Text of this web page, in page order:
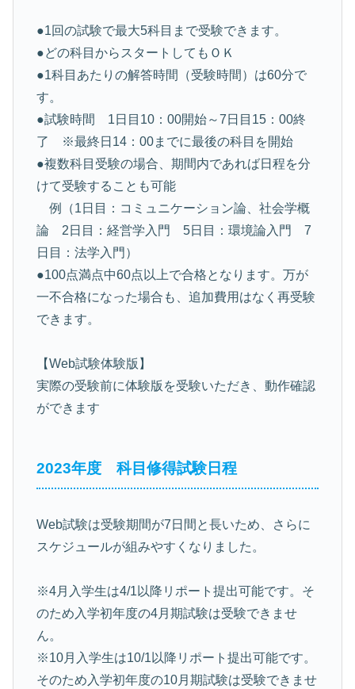
●1回の試験で最大5科目まで受験できます。
●どの科目からスタートしてもＯＫ
●1科目あたりの解答時間（受験時間）は60分で
す。
●試験時間 1日目10：00開始～7日目15：00終
了 ※最終日14：00までに最後の科目を開始
●複数科目受験の場合、期間内であれば日程を分
けて受験することも可能
例（1日目：コミュニケーション論、社会学概
論 2日目：経営学入門 5日目：環境論入門 7
日目：法学入門）
●100点満点中60点以上で合格となります。万が
一不合格になった場合も、追加費用はなく再受験
できます。
【Web試験体験版】
実際の受験前に体験版を受験いただき、動作確認
ができます
2023年度 科目修得試験日程
Web試験は受験期間が7日間と長いため、さらに
スケジュールが組みやすくなりました。
※4月入学生は4/1以降リポート提出可能です。そ
のため入学初年度の4月期試験は受験できませ
ん。
※10月入学生は10/1以降リポート提出可能です。
そのため入学初年度の10月期試験は受験できませ